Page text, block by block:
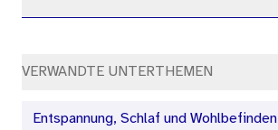
VERWANDTE UNTERTHEMEN
Entspannung, Schlaf und Wohlbefinden